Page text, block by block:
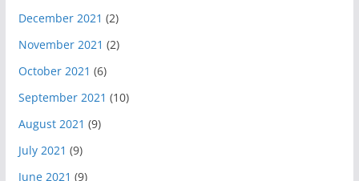
December 2021 (2)
November 2021 (2)
October 2021 (6)
September 2021 (10)
August 2021 (9)
July 2021 (9)
June 2021 (9)